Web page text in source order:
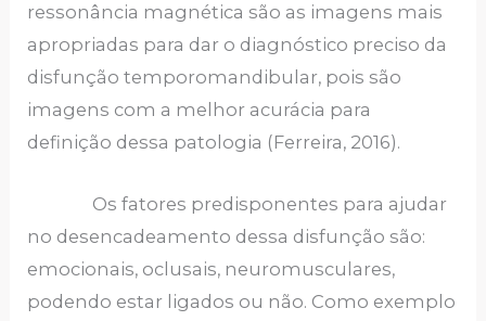
ressonância magnética são as imagens mais
apropriadas para dar o diagnóstico preciso da
disfunção temporomandibular, pois são
imagens com a melhor acurácia para
definição dessa patologia (Ferreira, 2016).
Os fatores predisponentes para ajudar
no desencadeamento dessa disfunção são:
emocionais, oclusais, neuromusculares,
podendo estar ligados ou não. Como exemplo